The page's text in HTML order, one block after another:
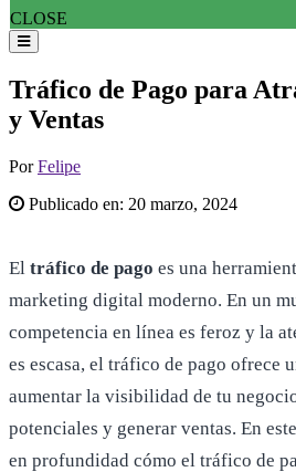
CLOSE
Tráfico de Pago para
y Ventas
PorFelipe
Publicado en: 20 marzo, 2024
El tráfico de pago es una
marketing digital moderno. En un
competencia en línea es feroz y la
es escasa, el tráfico de pago ofrece
aumentar la visibilidad de tu
potenciales y generar ventas. En
en profundidad cómo el tráfico de